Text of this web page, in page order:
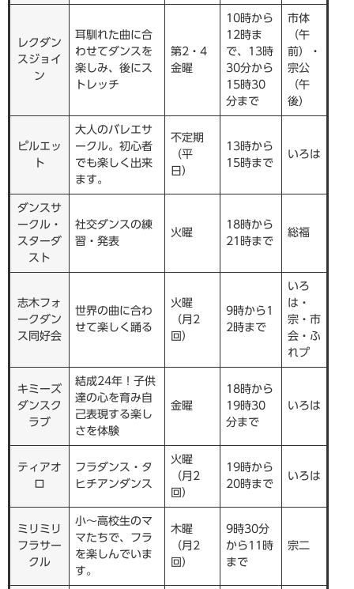
レクダン
スジョイ
ン
耳馴れた曲に合
わせてダンスを
楽しみ、後にス
トレッチ
第2・4
金曜
10時から
12時ま
で、13時
30分から
15時30
分まで
市体
（午
前）・
宗公
（午
後）
ピルエッ
ト
大人のバレエサ
ークル。初心者
でも楽しく出来
ます。
不定期
（平
日）
13時から
15時まで
いろは
ダンスサ
ークル・
スターダ
スト
社交ダンスの練
習・発表
火曜
18時から
21時まで
総福
志木フォ
ークダン
ス同好会
世界の曲に合わ
せて楽しく踊る
火曜
（月2
回）
9時から1
2時まで
いろ
は・
宗・市
会・ふ
れプ
キミーズ
ダンスク
ラブ
結成24年！子供
達の心を育み自
己表現する楽し
さを体験
金曜
18時から
19時30
分まで
いろは
ティアオ
ロ
フラダンス・タ
ヒチアンダンス
火曜
（月2
回）
19時から
20時まで
いろは
ミリミリ
フラサー
クル
小〜高校生のマ
マたちで、フラ
を楽しんでいま
す。
木曜
（月2
回）
9時30分
から11時
まで
宗二